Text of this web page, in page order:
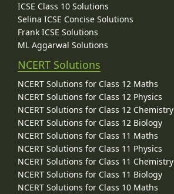
ICSE Class 10 Solutions
Selina ICSE Concise Solutions
Frank ICSE Solutions
ML Aggarwal Solutions
NCERT Solutions
NCERT Solutions for Class 12 Maths
NCERT Solutions for Class 12 Physics
NCERT Solutions for Class 12 Chemistry
NCERT Solutions for Class 12 Biology
NCERT Solutions for Class 11 Maths
NCERT Solutions for Class 11 Physics
NCERT Solutions for Class 11 Chemistry
NCERT Solutions for Class 11 Biology
NCERT Solutions for Class 10 Maths